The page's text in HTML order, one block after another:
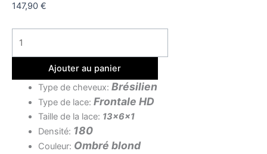
147,90 €
Ajouter au panier
Type de cheveux: Brésilien
Type de lace: Frontale HD
Taille de la lace: 13x6x1
Densité: 180
Couleur: Ombré blond